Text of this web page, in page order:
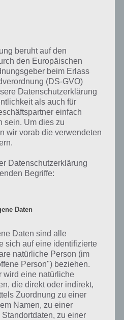
der Wartezeit erhälst du die
bei My Hospital frei. Kaufe und
immer zum maximalen Preis
von anderen Spielern gekauft, so
den vollen Betrag.
in My Hospital
beruht auf den
den Europäischen
beim Erlass
(DS-GVO)
Datenschutzerklärung
als auch für
einfach
sein. Um dies zu
wir vorab die verwendeten
Datenschutzerklärung
Begriffe:
Daten
Daten sind alle
sich auf eine identifizierte
natürliche Person (im
Person") beziehen.
wird eine natürliche
die direkt oder indirekt,
Zuordnung zu einer
Namen, zu einer
zu einer